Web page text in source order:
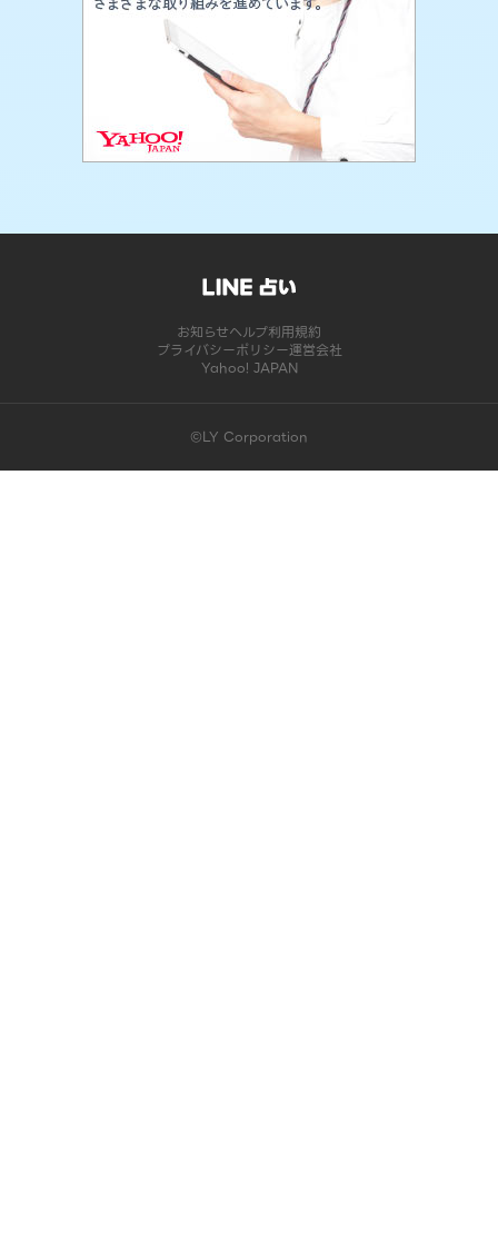
お知らせヘルプ利用規約
プライバシーポリシー運営会社
Yahoo! JAPAN
©LY Corporation
このコンテンツは掲載が終了しました | LINE占い